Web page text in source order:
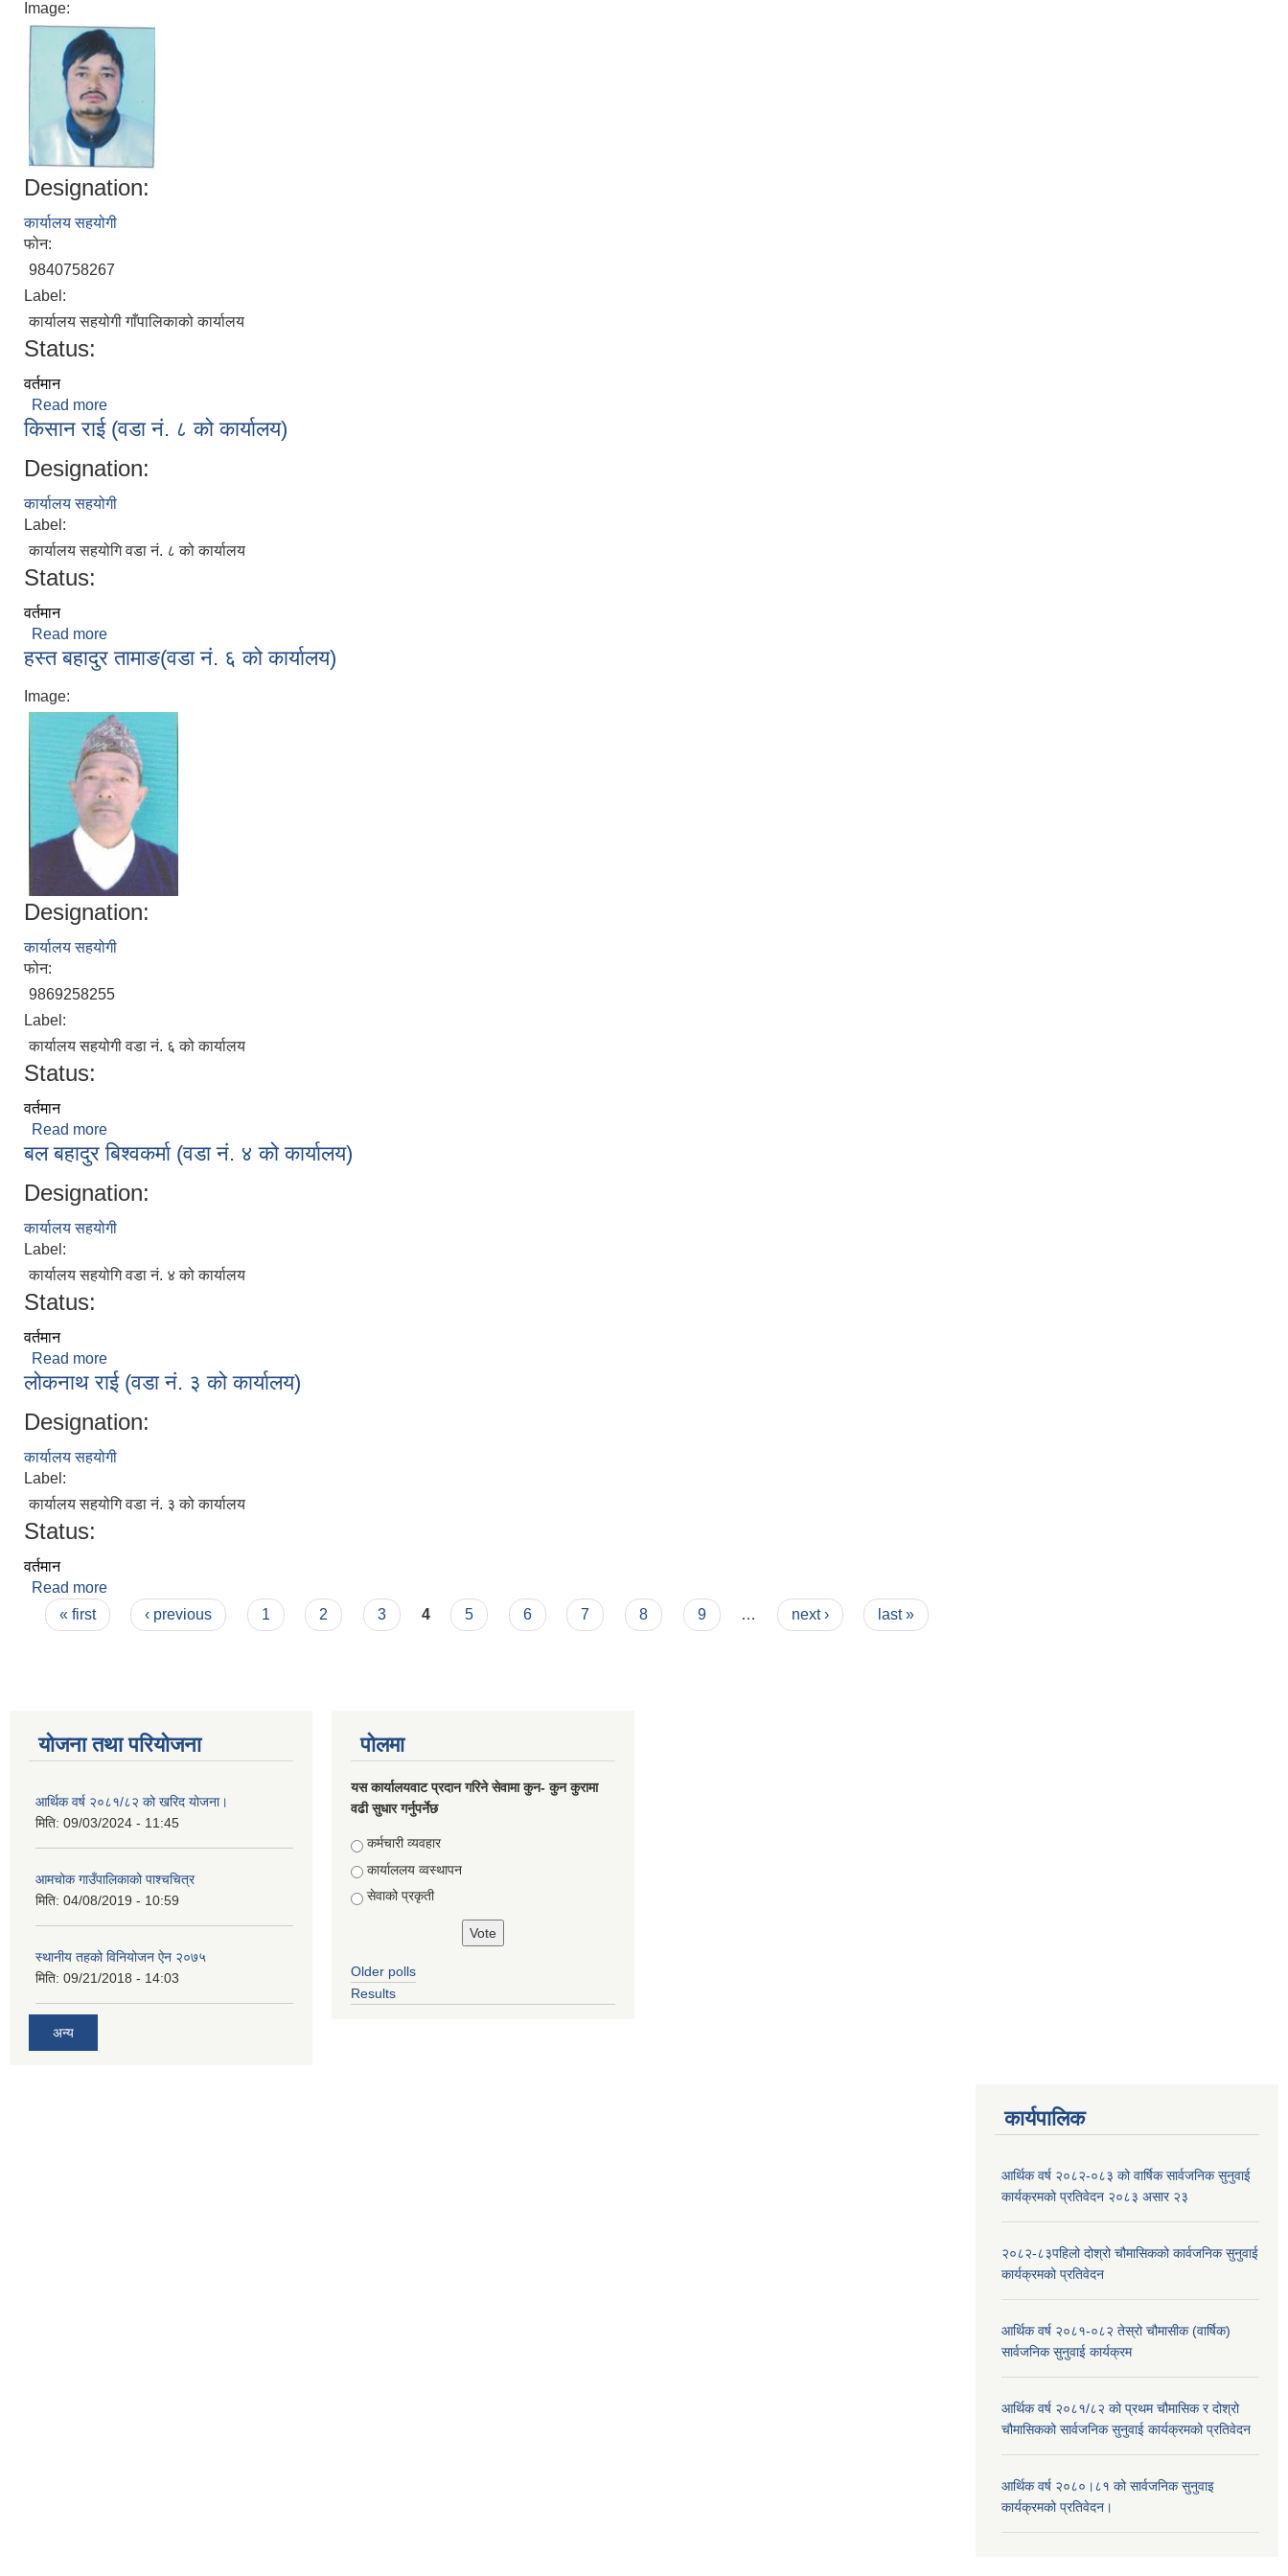
Image:
Designation:
कार्यालय सहयोगी
फोन:
9840758267
Label:
कार्यालय सहयोगी गाँपालिकाको कार्यालय
Status:
वर्तमान
Read more
किसान राई (वडा नं. ८ को कार्यालय)
Designation:
कार्यालय सहयोगी
Label:
कार्यालय सहयोगि वडा नं. ८ को कार्यालय
Status:
वर्तमान
Read more
हस्त बहादुर तामाङ(वडा नं. ६ को कार्यालय)
Image:
Designation:
कार्यालय सहयोगी
फोन:
9869258255
Label:
कार्यालय सहयोगी वडा नं. ६ को कार्यालय
Status:
वर्तमान
Read more
बल बहादुर बिश्वकर्मा (वडा नं. ४ को कार्यालय)
Designation:
कार्यालय सहयोगी
Label:
कार्यालय सहयोगि वडा नं. ४ को कार्यालय
Status:
वर्तमान
Read more
लोकनाथ राई (वडा नं. ३ को कार्यालय)
Designation:
कार्यालय सहयोगी
Label:
कार्यालय सहयोगि वडा नं. ३ को कार्यालय
Status:
वर्तमान
Read more
Pages
« first ‹ previous 1 2 3 4 5 6 7 8 9 … next › last »
योजना तथा परियोजना
आर्थिक वर्ष २०८१/८२ को खरिद योजना।
मिति: 09/03/2024 - 11:45
आमचोक गाउँपालिकाको पाश्चचित्र
मिति: 04/08/2019 - 10:59
स्थानीय तहको विनियोजन ऐन २०७५
मिति: 09/21/2018 - 14:03
अन्य
पोलमा
यस कार्यालयवाट प्रदान गरिने सेवामा कुन- कुन कुरामा
वढी सुधार गर्नुपर्नेछ
Choices
कर्मचारी व्यवहार
कार्याललय व्वस्थापन
सेवाको प्रकृती
Older polls
Results
कार्यपालिक
आर्थिक वर्ष २०८२-०८३ को वार्षिक सार्वजनिक सुनुवाई
कार्यक्रमको प्रतिवेदन २०८३ असार २३
२०८२-८३पहिलो दोश्रो चौमासिकको कार्वजनिक सुनुवाई
कार्यक्रमको प्रतिवेदन
आर्थिक वर्ष २०८१-०८२ तेस्रो चौमासीक (वार्षिक)
सार्वजनिक सुनुवाई कार्यक्रम
आर्थिक वर्ष २०८१/८२ को प्रथम चौमासिक र दोश्रो
चौमासिकको सार्वजनिक सुनुवाई कार्यक्रमको प्रतिवेदन
आर्थिक वर्ष २०८०।८१ को सार्वजनिक सुनुवाइ
कार्यक्रमको प्रतिवेदन।